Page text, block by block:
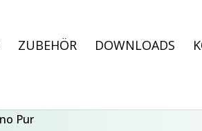
ZUBEHÖR DOWNLOADS
Pur